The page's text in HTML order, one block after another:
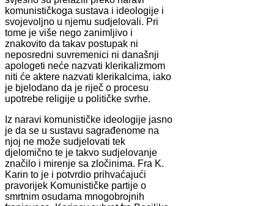
komunističkoga sustava i ideologije i
svojevoljno u njemu sudjelovali. Pri
tome je više nego zanimljivo i
znakovito da takav postupak ni
neposredni suvremenici ni današnji
apologeti neće nazvati klerikalizmom
niti će aktere nazvati klerikalcima, iako
je bjelodano da je riječ o procesu
upotrebe religije u političke svrhe.
Iz naravi komunističke ideologije jasno
je da se u sustavu sagrađenome na
njoj ne može sudjelovati tek
djelomično te je takvo sudjelovanje
značilo i mirenje sa zločinima. Fra K.
Karin to je i potvrdio prihvaćajući
pravorijek Komunističke partije o
smrtnim osudama mnogobrojnih